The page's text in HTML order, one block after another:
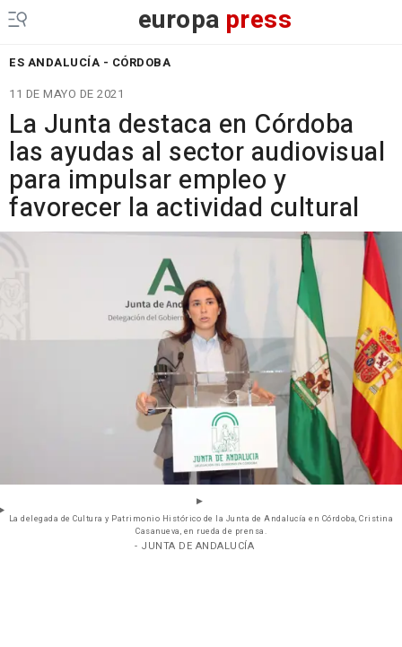
europa press
ES ANDALUCÍA - CÓRDOBA
11 DE MAYO DE 2021
La Junta destaca en Córdoba
las ayudas al sector audiovisual
para impulsar empleo y
favorecer la actividad cultural
La delegada de Cultura y Patrimonio Histórico de la Junta de Andalucía en Córdoba, Cristina
Casanueva, en rueda de prensa.
- JUNTA DE ANDALUCÍA